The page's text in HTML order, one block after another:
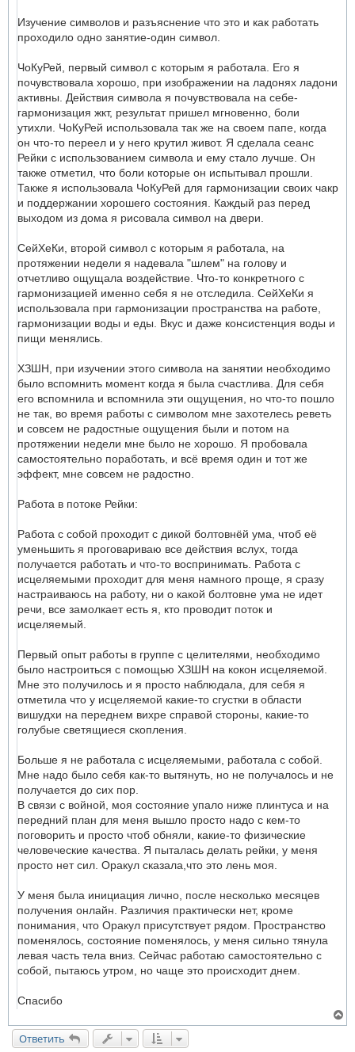
Изучение символов и разъяснение что это и как работать
проходило одно занятие-один символ.
ЧоКуРей, первый символ с которым я работала. Его я
почувствовала хорошо, при изображении на ладонях ладони
активны. Действия символа я почувствовала на себе-
гармонизация жкт, результат пришел мгновенно, боли
утихли. ЧоКуРей использовала так же на своем папе, когда
он что-то переел и у него крутил живот. Я сделала сеанс
Рейки с использованием символа и ему стало лучше. Он
также отметил, что боли которые он испытывал прошли.
Также я использовала ЧоКуРей для гармонизации своих чакр
и поддержании хорошего состояния. Каждый раз перед
выходом из дома я рисовала символ на двери.
СейХеКи, второй символ с которым я работала, на
протяжении недели я надевала "шлем" на голову и
отчетливо ощущала воздействие. Что-то конкретного с
гармонизацией именно себя я не отследила. СейХеКи я
использовала при гармонизации пространства на работе,
гармонизации воды и еды. Вкус и даже консистенция воды и
пищи менялись.
ХЗШН, при изучении этого символа на занятии необходимо
было вспомнить момент когда я была счастлива. Для себя
его вспомнила и вспомнила эти ощущения, но что-то пошло
не так, во время работы с символом мне захотелесь реветь
и совсем не радостные ощущения были и потом на
протяжении недели мне было не хорошо. Я пробовала
самостоятельно поработать, и всё время один и тот же
эффект, мне совсем не радостно.
Работа в потоке Рейки:
Работа с собой проходит с дикой болтовнёй ума, чтоб её
уменьшить я проговариваю все действия вслух, тогда
получается работать и что-то воспринимать. Работа с
исцеляемыми проходит для меня намного проще, я сразу
настраиваюсь на работу, ни о какой болтовне ума не идет
речи, все замолкает есть я, кто проводит поток и
исцеляемый.
Первый опыт работы в группе с целителями, необходимо
было настроиться с помощью ХЗШН на кокон исцеляемой.
Мне это получилось и я просто наблюдала, для себя я
отметила что у исцеляемой какие-то сгустки в области
вишудхи на переднем вихре справой стороны, какие-то
голубые светящиеся скопления.
Больше я не работала с исцеляемыми, работала с собой.
Мне надо было себя как-то вытянуть, но не получалось и не
получается до сих пор.
В связи с войной, моя состояние упало ниже плинтуса и на
передний план для меня вышло просто надо с кем-то
поговорить и просто чтоб обняли, какие-то физические
человеческие качества. Я пыталась делать рейки, у меня
просто нет сил. Оракул сказала,что это лень моя.
У меня была инициация лично, после несколько месяцев
получения онлайн. Различия практически нет, кроме
понимания, что Оракул присутствует рядом. Пространство
поменялось, состояние поменялось, у меня сильно тянула
левая часть тела вниз. Сейчас работаю самостоятельно с
собой, пытаюсь утром, но чаще это происходит днем.
Спасибо
е
Ответить